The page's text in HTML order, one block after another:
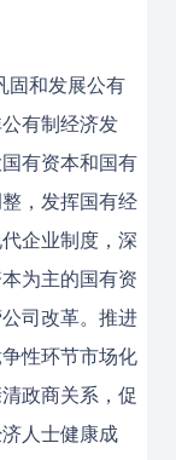
固和发展公有
有制经济发
有资本和国有
，发挥国有经
企业制度，深
为主的国有资
司改革。推进
性环节市场化
政商关系，促
人士健康成